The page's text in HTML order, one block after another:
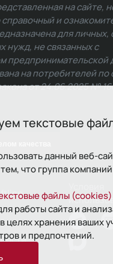
текстовые
данный веб-
что группа
файлы (cookies)
работы сайта и
целях хранения ваших
и предпочтений.
качества
на сайте,
и
для личных,
нужд, не связанных с
предпринимательской
на потребителей по
от 24.06.2025 №